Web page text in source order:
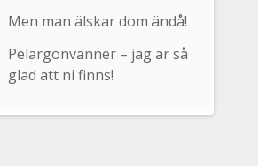
Men man älskar dom ändå!
Pelargonvänner – jag är så
glad att ni finns!